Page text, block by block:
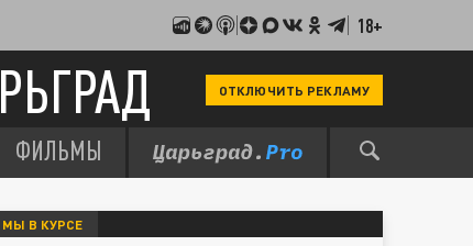
18+
ОТКЛЮЧИТЬ РЕКЛАМУ
ФИЛЬМЫ
МЫ В КУРСЕ